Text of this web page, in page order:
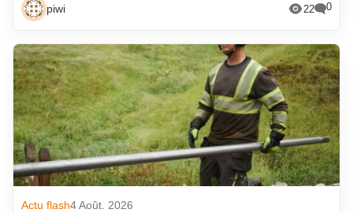
piwi 22 0
Actu flash4 Août. 2026